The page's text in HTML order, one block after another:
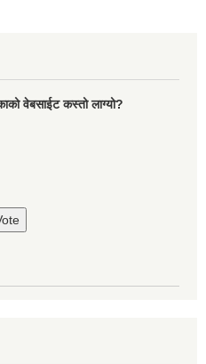
वेबसाईट कस्तो लाग्यो?